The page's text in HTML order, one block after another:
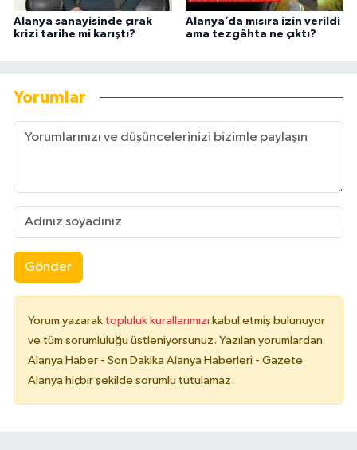
Alanya sanayisinde çırak
krizi tarihe mi karıştı?
Alanya’da mısıra izin verildi
ama tezgâhta ne çıktı?
Yorumlar
Gönder
Yorum yazarak topluluk kurallarımızı kabul etmiş bulunuyor
ve tüm sorumluluğu üstleniyorsunuz. Yazılan yorumlardan
Alanya Haber - Son Dakika Alanya Haberleri - Gazete
Alanya hiçbir şekilde sorumlu tutulamaz.